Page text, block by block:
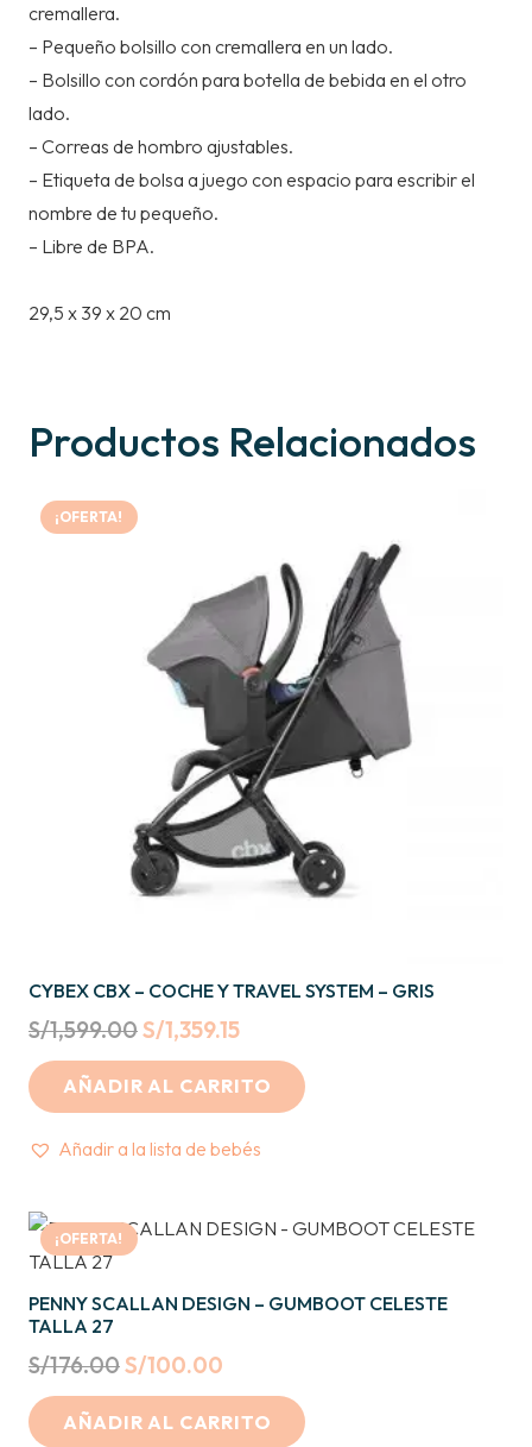
cremallera.
– Pequeño bolsillo con cremallera en un lado.
– Bolsillo con cordón para botella de bebida en el otro
lado.
– Correas de hombro ajustables.
– Etiqueta de bolsa a juego con espacio para escribir el
nombre de tu pequeño.
– Libre de BPA.
29,5 x 39 x 20 cm
Productos Relacionados
¡OFERTA!
CYBEX CBX – COCHE Y TRAVEL SYSTEM – GRIS
S/1,599.00Original
price
was:
S/1,599.00.
S/1,359.15Current
price
is:
S/1,359.15.
AÑADIR AL CARRITO
Añadir a la lista de bebés
¡OFERTA!
PENNY SCALLAN DESIGN – GUMBOOT CELESTE
TALLA 27
S/176.00Original
price
was:
S/100.00
price
is:
AÑADIR AL CARRITO